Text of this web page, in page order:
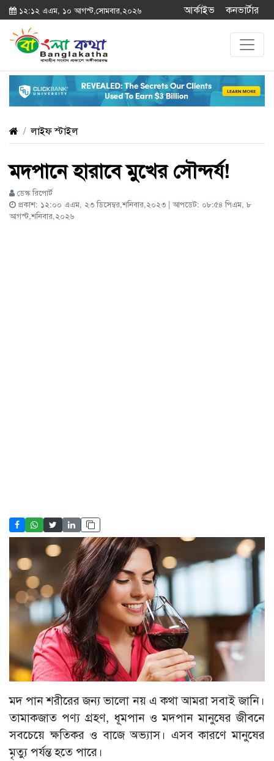
১২:১২ এএম, ১০ আগস্ট,সোমবার,২০২৬ আর্কাইভ কনভার্টার
লাইফ স্টাইল
মদপানে হারাবে মুখের সৌন্দর্য!
ডেস্ক রিপোর্ট
প্রকাশ: ১২:০০ এএম, ২৩ ডিসেম্বর,শনিবার,২০২৩ | আপডেট: ০৮:৫৪ পিএম, ৮
আগস্ট,শনিবার,২০২৬
মদ পান শরীরের জন্য ভালো নয় এ কথা আমরা সবাই জানি।
তামাকজাত পণ্য গ্রহণ, ধূমপান ও মদপান মানুষের জীবনে
সবচেয়ে ক্ষতিকর ও বাজে অভ্যাস। এসব কারণে মানুষের
মৃত্যু পর্যন্ত হতে পারে।